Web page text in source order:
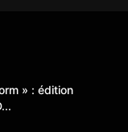
» : édition